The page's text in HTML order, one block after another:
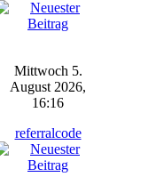
Mittwoch 5.
August 2026,
16:16
referralcode